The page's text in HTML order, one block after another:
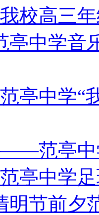
校高三
亭中学音
亭中学“
范亭中
亭中学
明节前夕